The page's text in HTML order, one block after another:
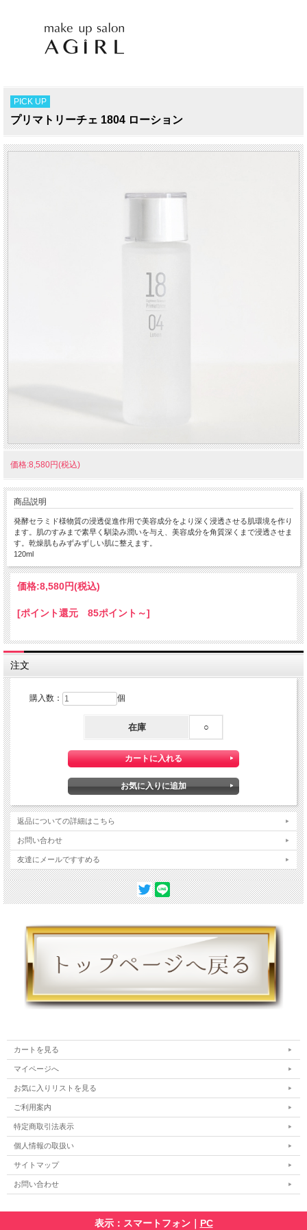
PICK UP
プリマトリーチェ 1804 ローション
価格:8,580円(税込)
商品説明
発酵セラミド様物質の浸透促進作用で美容成分をより深く浸透させる肌環境を作り
ます。肌のすみまで素早く馴染み潤いを与え、美容成分を角質深くまで浸透させま
す。乾燥肌もみずみずしい肌に整えます。
120ml
価格:8,580円(税込)
[ポイント還元 85ポイント～]
注文
購入数： 個
在庫 ○
返品についての詳細はこちら
お問い合わせ
友達にメールですすめる
カートを見る
マイページへ
お気に入りリストを見る
ご利用案内
特定商取引法表示
個人情報の取扱い
サイトマップ
お問い合わせ
表示：スマートフォン｜ PC